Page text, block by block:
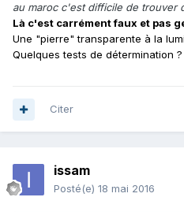
au maroc c'est difficile de trouver
Là c'est carrément faux et pas
Une "pierre" transparente à la
Quelques tests de détermination ?
Citer
issam
Posté(e) 18 mai 2016